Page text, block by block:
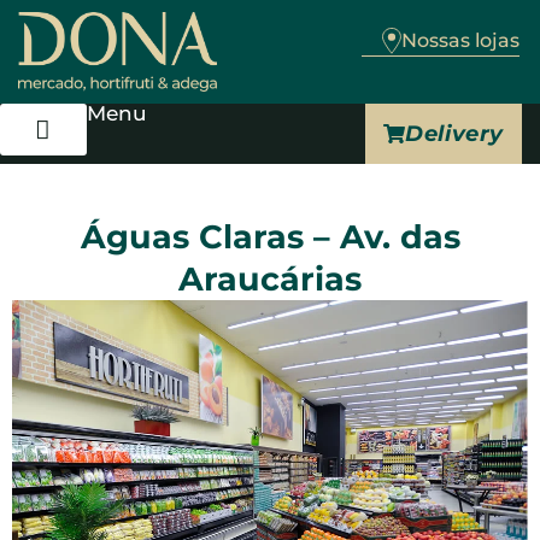
Nossas lojas
Menu
Delivery
Águas Claras – Av. das
Araucárias